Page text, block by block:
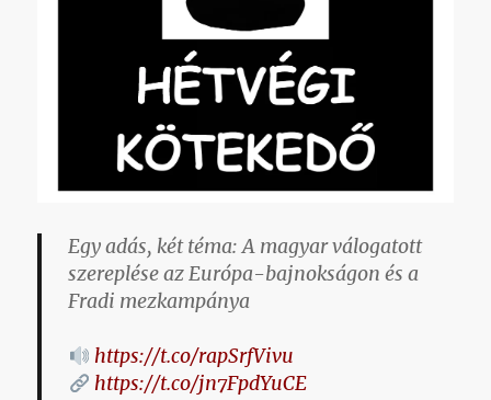
Egy adás, két téma: A magyar válogatott
szereplése az Európa-bajnokságon és a
Fradi mezkampánya
https://t.co/rapSrfVivu
https://t.co/jn7FpdYuCE